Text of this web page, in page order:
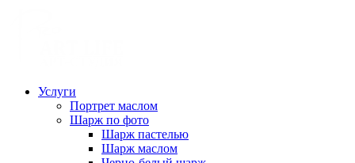
Услуги
Портрет маслом
Шарж по фото
Шарж пастелью
Шарж маслом